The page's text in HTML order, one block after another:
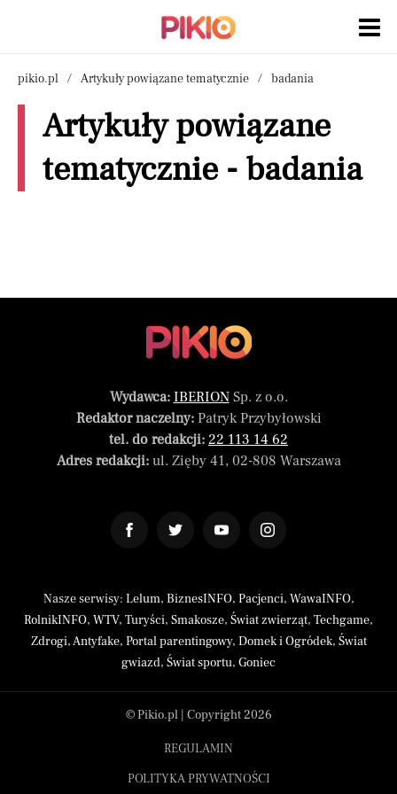
pikio.pl Artykuły powiązane tematycznie badania
Artykuły powiązane
tematycznie - badania
Wydawca: IBERIONSp. z o.o.
Redaktor naczelny:Patryk Przybyłowski
tel. do redakcji: 22 113 14 62
Adres redakcji:ul. Zięby 41, 02-808 Warszawa
Nasze serwisy: Lelum, BiznesINFO, Pacjenci, WawaINFO,
RolnikINFO, WTV, Turyści, Smakosze, Świat zwierząt, Techgame,
Zdrogi,Antyfake, Portal parentingowy, Domek i Ogródek, Świat
gwiazd, Świat sportu, Goniec
© Pikio.pl | Copyright 2026
REGULAMIN
POLITYKA PRYWATNOŚCI